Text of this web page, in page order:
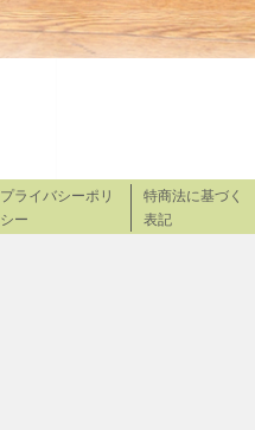
プライバシーポリ
シー
特商法に基づく
表記